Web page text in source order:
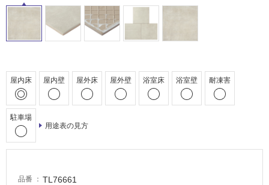
屋内床 屋内壁 屋外床 屋外壁 浴室床 浴室壁 耐凍害
駐車場
用途表の見方
品番 TL76661
床・
車
場
常
適
て